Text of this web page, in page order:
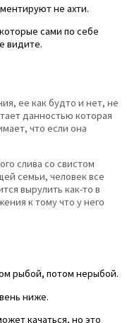
не ахти.
сами по себе
видите.
ее как будто и нет, не
данностью которая
что если она
слива со свистом
семьи, человек все
вырулить как-то в
к тому что у него
рыбой, потом нерыбой.
ниже.
качаться, но это